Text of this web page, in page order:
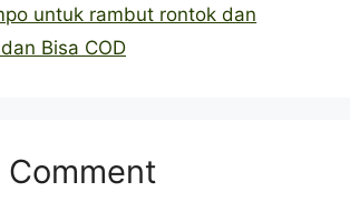
untuk rambut rontok dan
Bisa COD
Comment